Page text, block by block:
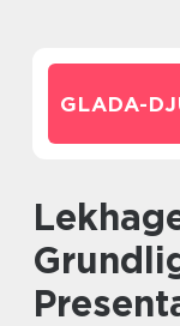
GLADA-
Lekhage för hamstrar: En